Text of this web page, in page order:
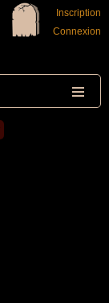
Inscription
Connexion